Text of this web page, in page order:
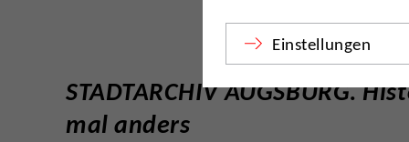
STADTARCHIV AUGSBURG.
mal anders
Einstellungen